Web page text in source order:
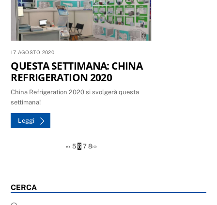
17 AGOSTO 2020
QUESTA SETTIMANA: CHINA
REFRIGERATION 2020
China Refrigeration 2020 si svolgerà questa
settimana!
Leggi
«‹ 5 6 7 8›»
CERCA